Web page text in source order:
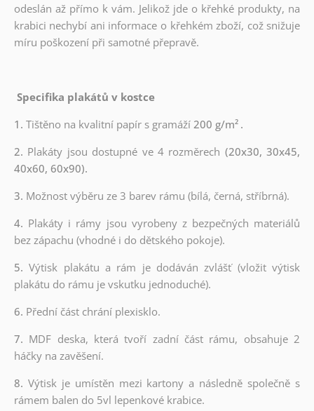
odeslán až přímo k vám. Jelikož jde o křehké produkty, na
krabici nechybí ani informace o křehkém zboží, což snižuje
míru poškození při samotné přepravě.
Specifika plakátů v kostce
1. Tištěno na kvalitní papír s gramáží200 g/m² .
2. Plakáty jsou dostupné ve 4 rozměrech (20x30, 30x45,
40x60, 60x90).
3. Možnost výběru ze 3 barev rámu (bílá, černá, stříbrná).
4. Plakáty i rámy jsou vyrobeny z bezpečných materiálů
bez zápachu (vhodné i do dětského pokoje).
5.Výtisk plakátu a rám je dodáván zvlášť (vložit výtisk
plakátu do rámu je vskutku jednoduché).
6. Přední část chrání plexisklo.
7. MDF deska, která tvoří zadní část rámu, obsahuje 2
háčky na zavěšení.
8. Výtisk je umístěn mezi kartony a následně společně s
rámem balen do 5vl lepenkové krabice.